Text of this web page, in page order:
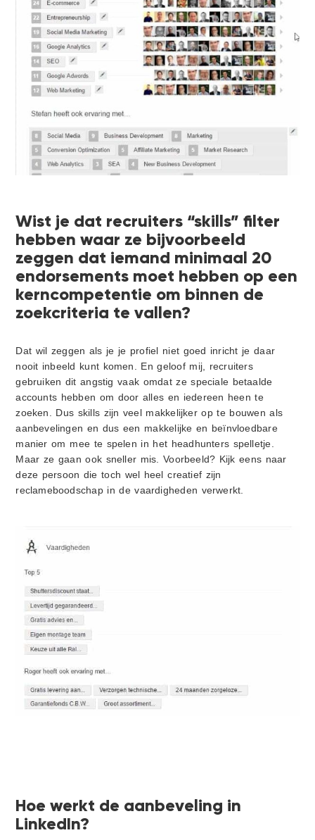
Wist je dat recruiters “skills” filter
hebben waar ze bijvoorbeeld
zeggen dat iemand minimaal 20
endorsements moet hebben op een
kerncompetentie om binnen de
zoekcriteria te vallen?
Dat wil zeggen als je je profiel niet goed inricht je daar
nooit inbeeld kunt komen. En geloof mij, recruiters
gebruiken dit angstig vaak omdat ze speciale betaalde
accounts hebben om door alles en iedereen heen te
zoeken. Dus skills zijn veel makkelijker op te bouwen als
aanbevelingen en dus een makkelijke en beïnvloedbare
manier om mee te spelen in het headhunters spelletje.
Maar ze gaan ook sneller mis. Voorbeeld? Kijk eens naar
deze persoon die toch wel heel creatief zijn
reclameboodschap in de vaardigheden verwerkt.
Hoe werkt de aanbeveling in
LinkedIn?